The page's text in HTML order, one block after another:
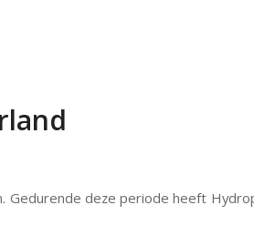
Gedurende deze periode heeft